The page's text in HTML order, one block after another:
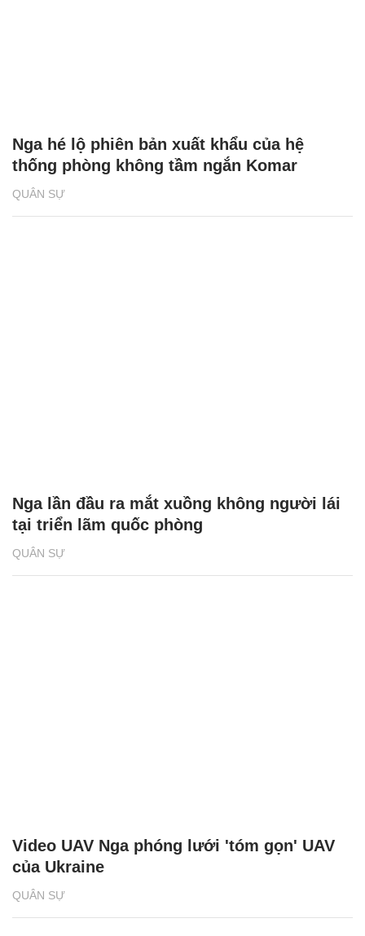
QUÂN SỰ
Nga hé lộ phiên bản xuất khẩu của hệ
thống phòng không tầm ngắn Komar
QUÂN SỰ
Nga lần đầu ra mắt xuồng không người lái
tại triển lãm quốc phòng
QUÂN SỰ
Video UAV Nga phóng lưới 'tóm gọn' UAV
của Ukraine